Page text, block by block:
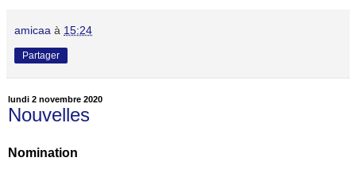
amicaa à 15:24
Partager
lundi 2 novembre 2020
Nouvelles
Nomination